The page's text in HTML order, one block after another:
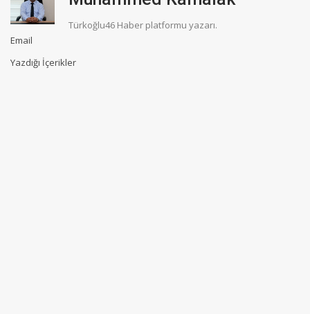
Türkoğlu46 Haber platformu yazarı.
Email
Yazdığı İçerikler